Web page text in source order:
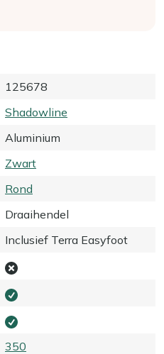
125678
Shadowline
Aluminium
Zwart
Rond
Draaihendel
Inclusief Terra Easyfoot
350